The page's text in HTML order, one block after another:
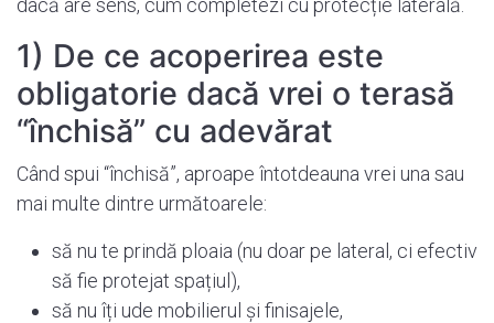
dacă are sens, cum completezi cu protecție laterală.
1) De ce acoperirea este
obligatorie dacă vrei o terasă
“închisă” cu adevărat
Când spui “închisă”, aproape întotdeauna vrei una sau
mai multe dintre următoarele:
să nu te prindă ploaia (nu doar pe lateral, ci efectiv
să fie protejat spațiul),
să nu îți ude mobilierul și finisajele,